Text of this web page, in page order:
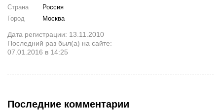
Страна
Россия
Город
Москва
Дата регистрации: 13.11.2010
Последний раз был(а) на сайте:
07.01.2016 в 14:25
Последние комментарии